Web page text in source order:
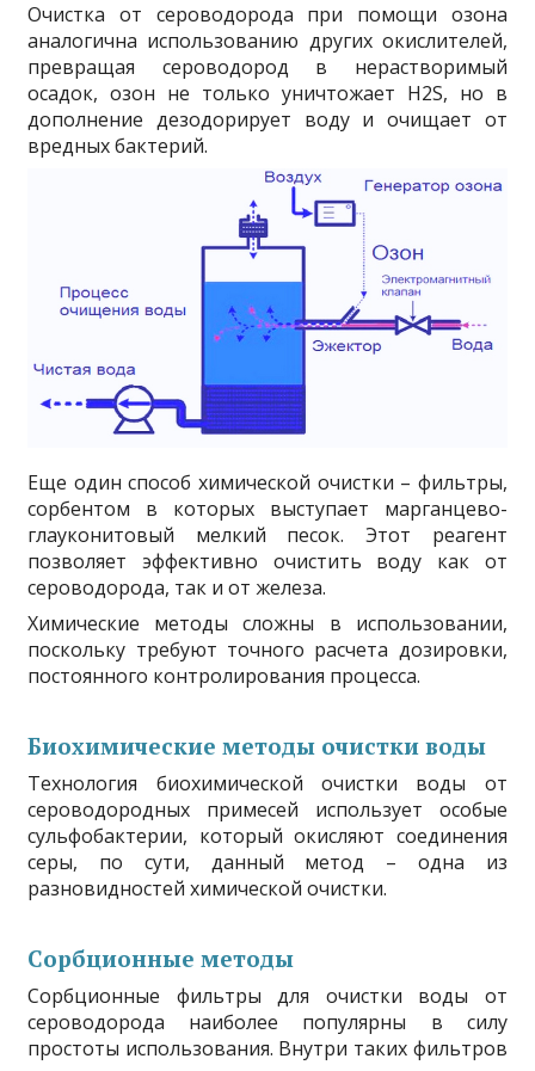
Очистка от сероводорода при помощи озона
аналогична использованию других окислителей,
превращая сероводород в нерастворимый
осадок, озон не только уничтожает H2S, но в
дополнение дезодорирует воду и очищает от
вредных бактерий.
Еще один способ химической очистки – фильтры,
сорбентом в которых выступает марганцево-
глауконитовый мелкий песок. Этот реагент
позволяет эффективно очистить воду как от
сероводорода, так и от железа.
Химические методы сложны в использовании,
поскольку требуют точного расчета дозировки,
постоянного контролирования процесса.
Биохимические методы очистки воды
Технология биохимической очистки воды от
сероводородных примесей использует особые
сульфобактерии, который окисляют соединения
серы, по сути, данный метод – одна из
разновидностей химической очистки.
Сорбционные методы
Сорбционные фильтры для очистки воды от
сероводорода наиболее популярны в силу
простоты использования. Внутри таких фильтров